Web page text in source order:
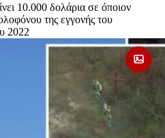
10.000 δολάρια σε όποιον
της εγγονής του
2022